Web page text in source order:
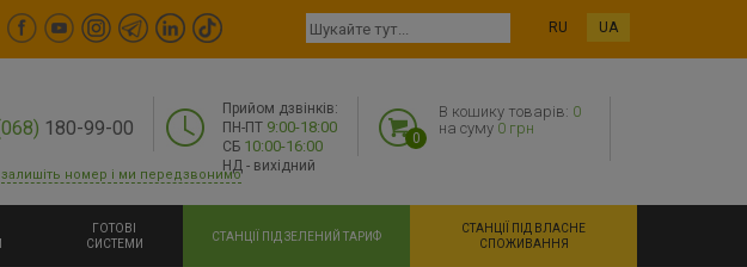
RU UA
180-99-00
Прийом дзвінків:
ПН-ПТ 9:00-18:00
СБ 10:00-16:00
НД - вихідний
0
В кошику товарів: 0
на суму 0 грн
залишіть номер і ми передзвонимо
ГОТОВІ
СИСТЕМИ
СТАНЦІЇ ПІД ЗЕЛЕНИЙ ТАРИФ
СТАНЦІЇ ПІД ВЛАСНЕ
СПОЖИВАННЯ